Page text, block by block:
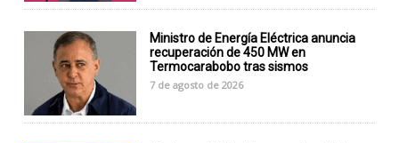
Ministro de Energía Eléctrica anuncia
recuperación de 450 MW en
Termocarabobo tras sismos
7 de agosto de 2026